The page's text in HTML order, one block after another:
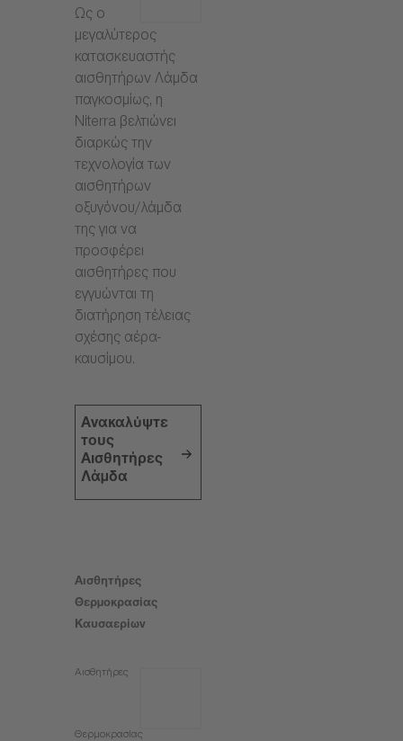
Ως ο
μεγαλύτερος
κατασκευαστής
αισθητήρων Λάμδα
παγκοσμίως, η
Niterra βελτιώνει
διαρκώς την
τεχνολογία των
αισθητήρων
οξυγόνου/λάμδα
της για να
προσφέρει
αισθητήρες που
εγγυώνται τη
διατήρηση τέλειας
σχέσης αέρα-
καυσίμου.
Ανακαλύψτε
τους
Αισθητήρες
Λάμδα
Αισθητήρες
Θερμοκρασίας
Καυσαερίων
Αισθητήρες
Θερμοκρασίας